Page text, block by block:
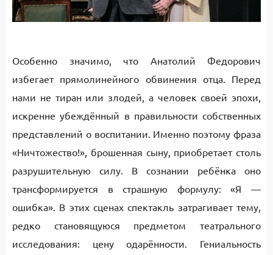
Особенно значимо, что Анатолий Федорович
избегает прямолинейного обвинения отца. Перед
нами не тиран или злодей, а человек своей эпохи,
искренне убеждённый в правильности собственных
представлений о воспитании. Именно поэтому фраза
«Ничтожество!», брошенная сыну, приобретает столь
разрушительную силу. В сознании ребёнка оно
трансформируется в страшную формулу: «Я —
ошибка». В этих сценах спектакль затрагивает тему,
редко становящуюся предметом театрального
исследования: цену одарённости. Гениальность